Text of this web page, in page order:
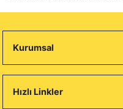
Kurumsal
Hızlı Linkler